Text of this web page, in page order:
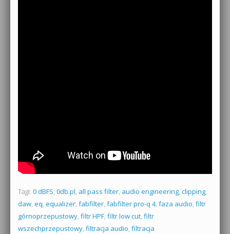
Tagi: 0 dBFS, 0db.pl, all pass filter, audio engineering, clipping,
daw, eq, equalizer, fabfilter, fabfilter pro-q 4, faza audio, filtr
górnoprzepustowy, filtr HPF, filtr low cut, filtr
wszechprzepustowy, filtracja audio, filtracja